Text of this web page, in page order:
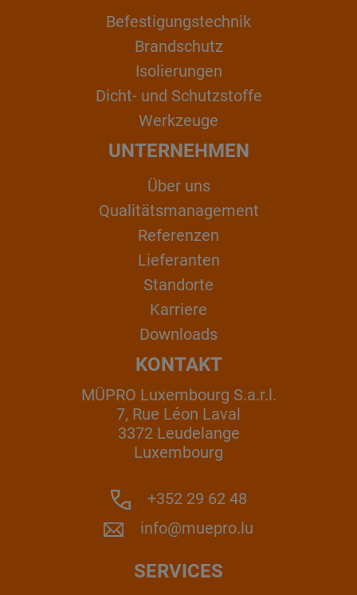
Befestigungstechnik
Brandschutz
Isolierungen
Dicht- und Schutzstoffe
Werkzeuge
UNTERNEHMEN
Über uns
Qualitätsmanagement
Referenzen
Lieferanten
Standorte
Karriere
Downloads
KONTAKT
MÜPRO Luxembourg S.a.r.l.
7, Rue Léon Laval
3372 Leudelange
Luxembourg
+352 29 62 48
info@muepro.lu
SERVICES